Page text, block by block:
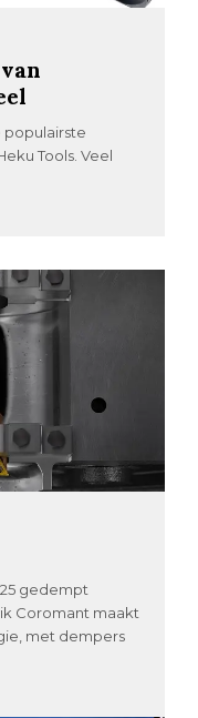
populairste
Tools. Veel
gedempt
Coromant maakt
met dempers